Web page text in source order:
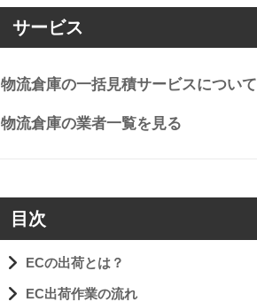
サービス
物流倉庫の一括見積サービスについて
物流倉庫の業者一覧を見る
目次
ECの出荷とは？
EC出荷作業の流れ